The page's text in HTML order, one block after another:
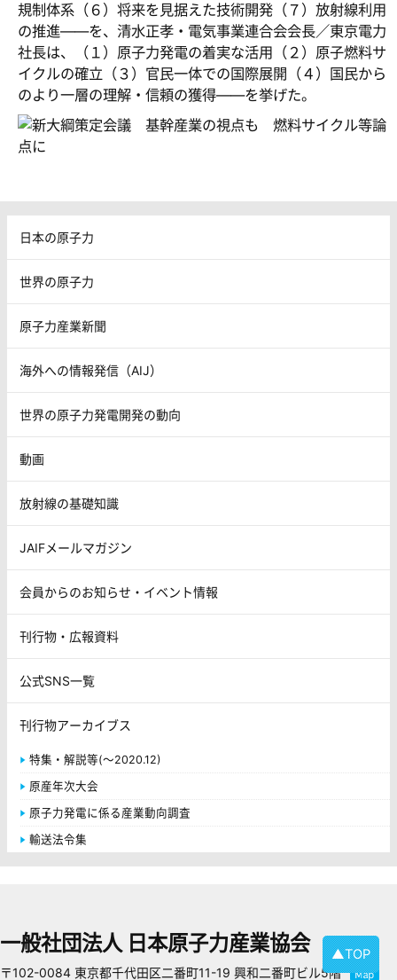
規制体系（６）将来を見据えた技術開発（７）放射線利用
の推進――を、清水正孝・電気事業連合会会長／東京電力
社長は、（１）原子力発電の着実な活用（２）原子燃料サ
イクルの確立（３）官民一体での国際展開（４）国民から
のより一層の理解・信頼の獲得――を挙げた。
日本の原子力
世界の原子力
原子力産業新聞
海外への情報発信（AIJ）
世界の原子力発電開発の動向
動画
放射線の基礎知識
JAIFメールマガジン
会員からのお知らせ・イベント情報
刊行物・広報資料
公式SNS一覧
刊行物アーカイブス
特集・解説等(～2020.12)
原産年次大会
原子力発電に係る産業動向調査
輸送法令集
▲TOP
一般社団法人 日本原子力産業協会
〒102-0084 東京都千代田区二番町11-19 興和二番町ビル5階